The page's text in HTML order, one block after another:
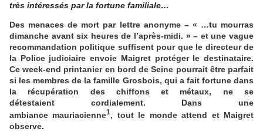
très intéressés par la fortune familiale…
Des menaces de mort par lettre anonyme – « …tu mourras
dimanche avant six heures de l’après-midi. » – et une vague
recommandation politique suffisent pour que le directeur de
la Police judiciaire envoie Maigret protéger le destinataire.
Ce week-end printanier en bord de Seine pourrait être parfait
si les membres de la famille Grosbois, qui a fait fortune dans
la récupération des chiffons et métaux, ne se
détestaient cordialement. Dans une
ambiance mauriacienne1, tout le monde attend et Maigret
observe.